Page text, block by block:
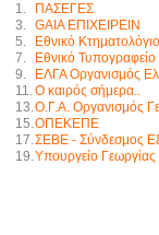
1.
ΠΑΣΕΓΕΣ
3. GAIA ΕΠΙΧΕΙΡΕΙΝ
5.
Εθνικό Κτηματολόγιο
7.
Εθνικό Τυπογραφείο
9.
ΕΛΓΑ Οργανισμός
11.Ο καιρός σήμερα..
13.Ο.Γ.Α. Οργανισμός
15.ΟΠΕΚΕΠΕ
17.ΣΕΒΕ - Σύνδεσμος
19.Υπουργείο Γεωργίας